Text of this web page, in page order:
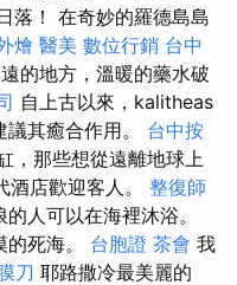
落！ 在奇妙的羅德島島
燴 醫美 數位行銷 台中
的地方，溫暖的藥水破
自上古以來，kalitheas
其癒合作用。 台中按
，那些想從遠離地球上
酒店歡迎客人。 整復師
人可以在海裡沐浴。
死海。 台胞證 茶會 我
刀 耶路撒冷最美麗的